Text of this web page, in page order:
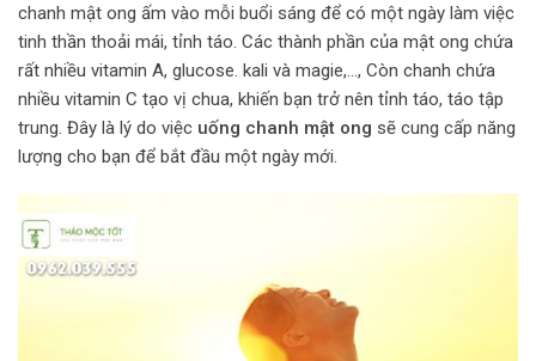
chanh mật ong ấm vào mỗi buổi sáng để có một ngày làm việc
tinh thần thoải mái, tỉnh táo. Các thành phần của mật ong chứa
rất nhiều vitamin A, glucose. kali và magie,…, Còn chanh chứa
nhiều vitamin C tạo vị chua, khiến bạn trở nên tỉnh táo, táo tập
trung. Đây là lý do việc uống chanh mật ong sẽ cung cấp năng
lượng cho bạn để bắt đầu một ngày mới.